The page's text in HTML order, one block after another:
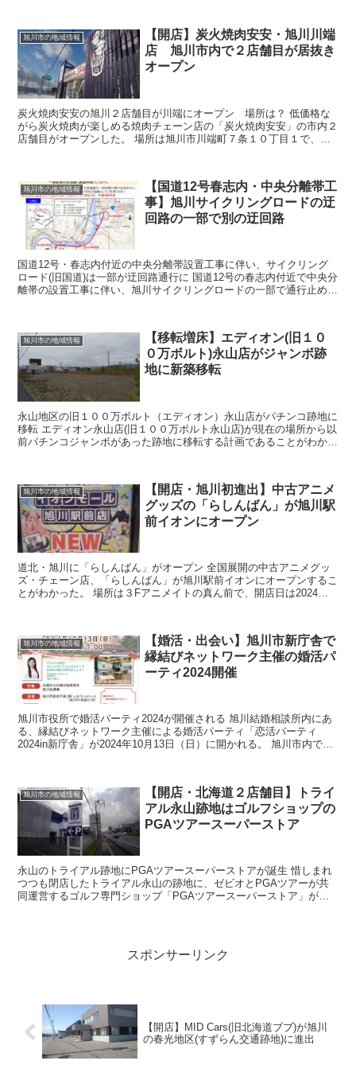
旭川市の地域情報
【開店】炭火焼肉安安・旭川川端
店 旭川市内で２店舗目が居抜き
オープン
炭火焼肉安安の旭川２店舗目が川端にオープン 場所は？ 低価格な
がら炭火焼肉が楽しめる焼肉チェーン店の「炭火焼肉安安」の市内２
店舗目がオープンした。 場所は旭川市川端町７条１０丁目１で、過
旭川市の地域情報
【国道12号春志内・中央分離帯工
事】旭川サイクリングロードの迂
回路の一部で別の迂回路
国道12号・春志内付近の中央分離帯設置工事に伴い、サイクリング
ロード(旧国道)は一部が迂回路通行に 国道12号の春志内付近で中央分
離帯の設置工事に伴い、旭川サイクリングロードの一部で通行止めと
旭川市の地域情報
【移転増床】エディオン(旧１０
０万ボルト)永山店がジャンボ跡
地に新築移転
永山地区の旧１００万ボルト（エディオン）永山店がパチンコ跡地に
移転 エディオン永山店(旧１００万ボルト永山店)が現在の場所から以
前パチンコジャンボがあった跡地に移転する計画であることがわかっ
旭川市の地域情報
【開店・旭川初進出】中古アニメ
グッズの「らしんばん」が旭川駅
前イオンにオープン
道北・旭川に「らしんばん」がオープン 全国展開の中古アニメグッ
ズ・チェーン店、「らしんばん」が旭川駅前イオンにオープンするこ
とがわかった。 場所は３Fアニメイトの真ん前で、開店日は2024年3
旭川市の地域情報
【婚活・出会い】旭川市新庁舎で
縁結びネットワーク主催の婚活パ
ーティ2024開催
旭川市役所で婚活パーティ2024が開催される 旭川結婚相談所内にあ
る、縁結びネットワーク主催による婚活パーティ「恋活パーティ
2024in新庁舎」が2024年10月13日（日）に開かれる。 旭川市内でも
旭川市の地域情報
【開店・北海道２店舗目】トライ
アル永山跡地はゴルフショップの
PGAツアースーパーストア
永山のトライアル跡地にPGAツアースーパーストアが誕生 惜しまれ
つつも閉店したトライアル永山の跡地に、ゼビオとPGAツアーが共
同運営するゴルフ専門ショップ「PGAツアースーパーストア」が誕
スポンサーリンク
【開店】MID Cars(旧北海道ブブ)が旭川
の春光地区(すずらん交通跡地)に進出